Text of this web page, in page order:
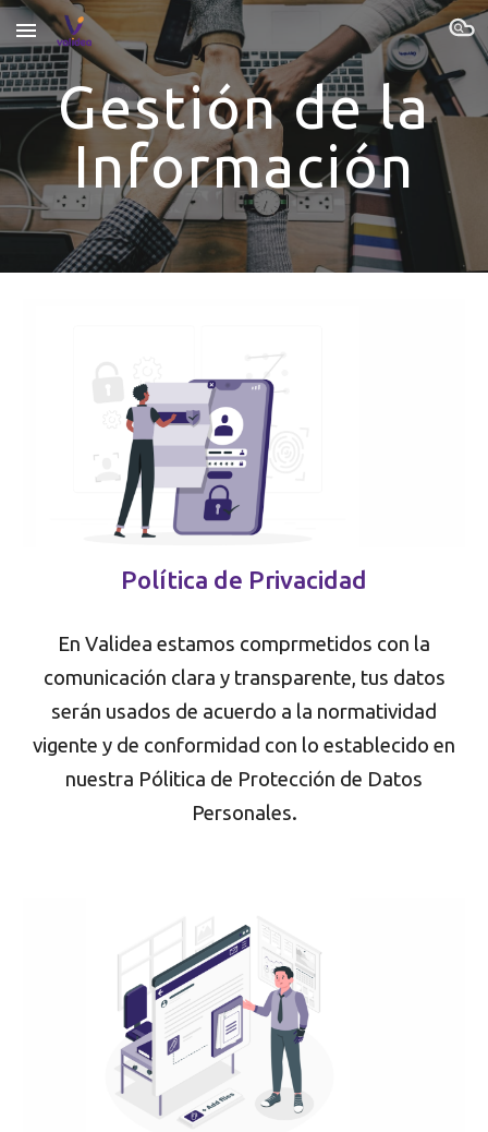
Skip to main content Skip to navigation
Gestión de la
Información
Política de Privacidad
En Validea estamos comprmetidos con la
comunicación clara y transparente, tus datos
serán usados de acuerdo a la normatividad
vigente y de conformidad con lo establecido en
nuestra Pólitica de Protección de Datos
Personales.